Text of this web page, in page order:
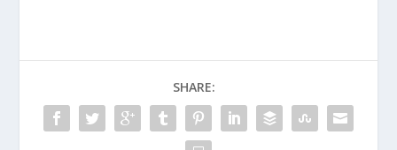
SHARE: